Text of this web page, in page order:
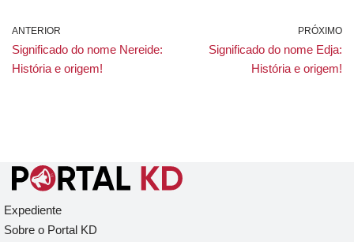
ANTERIOR
Significado do nome Nereide:
História e origem!
PRÓXIMO
Significado do nome Edja:
História e origem!
Expediente
Sobre o Portal KD